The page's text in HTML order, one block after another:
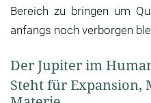
Bereich zu bringen um
anfangs noch verborgen
Der Jupiter im
Steht für Expansion,